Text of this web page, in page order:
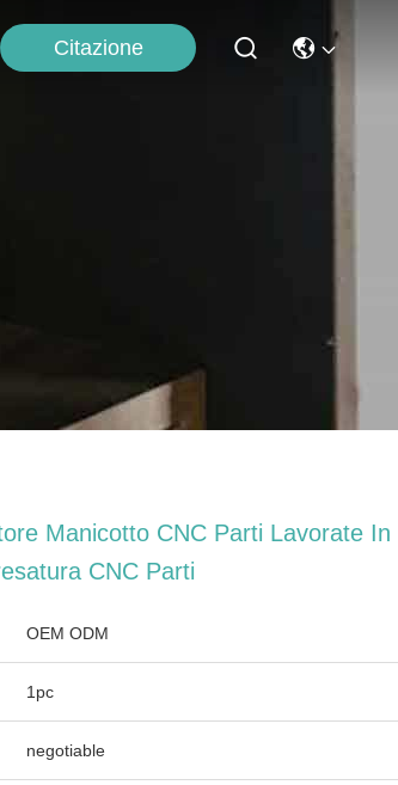
Citazione
Manicotto CNC Parti Lavorate In
CNC Parti
OEM ODM
1pc
negotiable